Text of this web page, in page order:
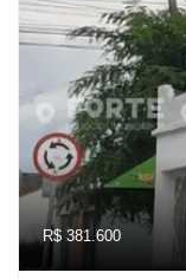
R$ 381.600